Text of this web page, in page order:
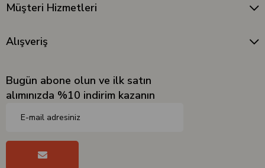
Müşteri Hizmetleri
Alışveriş
Bugün abone olun ve ilk satın
alımınızda %10 indirim kazanın